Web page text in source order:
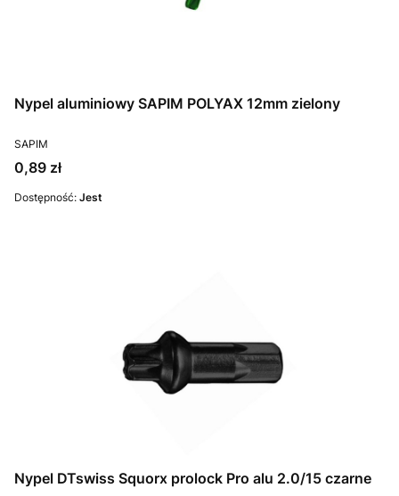
Nypel aluminiowy SAPIM POLYAX 12mm zielony
PRODUCENT
SAPIM
Cena
0,89 zł
Dostępność: Jest
Nypel DTswiss Squorx prolock Pro alu 2.0/15 czarne